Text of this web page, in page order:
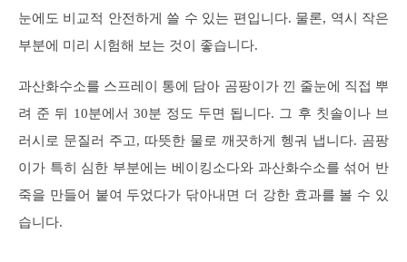
눈에도 비교적 안전하게 쓸 수 있는 편입니다. 물론, 역시 작은
부분에 미리 시험해 보는 것이 좋습니다.
과산화수소를 스프레이 통에 담아 곰팡이가 낀 줄눈에 직접 뿌
려 준 뒤 10분에서 30분 정도 두면 됩니다. 그 후 칫솔이나 브
러시로 문질러 주고, 따뜻한 물로 깨끗하게 헹궈 냅니다. 곰팡
이가 특히 심한 부분에는 베이킹소다와 과산화수소를 섞어 반
죽을 만들어 붙여 두었다가 닦아내면 더 강한 효과를 볼 수 있
습니다.